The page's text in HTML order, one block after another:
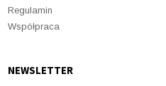
Regulamin
Współpraca
NEWSLETTER